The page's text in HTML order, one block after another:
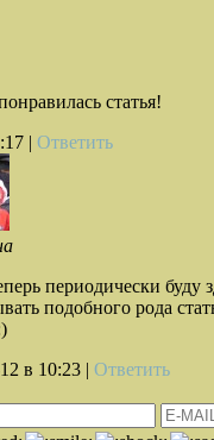
статья!
| Ответить
периодически буду
подобного рода
в 10:23 | Ответить